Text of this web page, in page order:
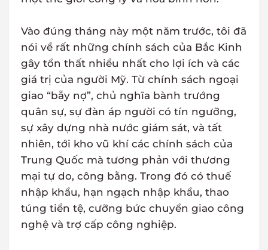
Vào đúng tháng này một năm trước, tôi đã
nói về rất những chính sách của Bắc Kinh
gây tổn thất nhiều nhất cho lợi ích và các
giá trị của người Mỹ. Từ chính sách ngoại
giao “bẫy nợ”, chủ nghĩa bành trướng
quân sự, sự đàn áp người có tín ngưỡng,
sự xây dựng nhà nước giám sát, và tất
nhiên, tới kho vũ khí các chính sách của
Trung Quốc mà tương phản với thương
mại tự do, công bằng. Trong đó có thuế
nhập khẩu, hạn ngạch nhập khẩu, thao
túng tiền tệ, cưỡng bức chuyển giao công
nghệ và trợ cấp công nghiệp.